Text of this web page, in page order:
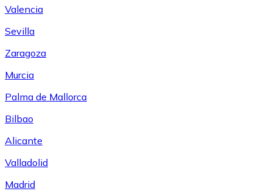
Valencia
Sevilla
Zaragoza
Murcia
Palma de Mallorca
Bilbao
Alicante
Valladolid
Madrid